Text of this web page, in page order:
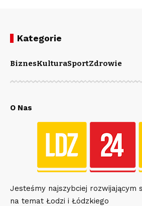
Kategorie
BiznesKulturaSportZdrowie
O Nas
Jesteśmy najszybciej rozwijającym
na temat Łodzi i Łódzkiego